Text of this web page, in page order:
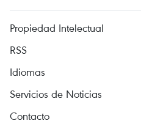
Propiedad Intelectual
RSS
Idiomas
Servicios de Noticias
Contacto